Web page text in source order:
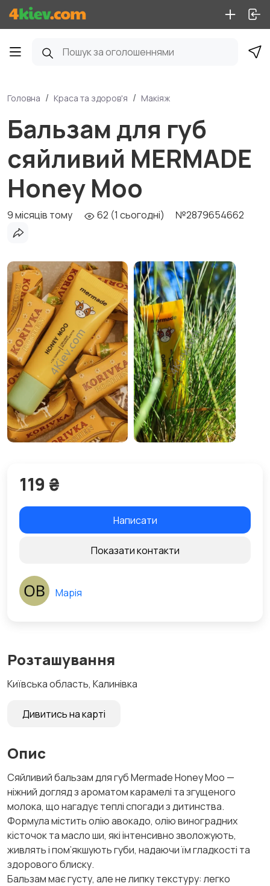
Головна Краса та здоров'я Макіяж
Бальзам для губ
сяйливий MERMADE
Honey Moo
9 місяців тому 62 (1 сьогодні) №2879654662
Розташування
Київська область, Калинівка
Дивитись на карті
Опис
Сяйливий бальзам для губ Mermade Honey Moo —
ніжний догляд з ароматом карамелі та згущеного
молока, що нагадує теплі спогади з дитинства.
Формула містить олію авокадо, олію виноградних
кісточок та масло ши, які інтенсивно зволожують,
живлять і пом’якшують губи, надаючи їм гладкості та
здорового блиску.
Бальзам має густу, але не липку текстуру: легко
119 ₴
Написати
Показати контакти
Марія